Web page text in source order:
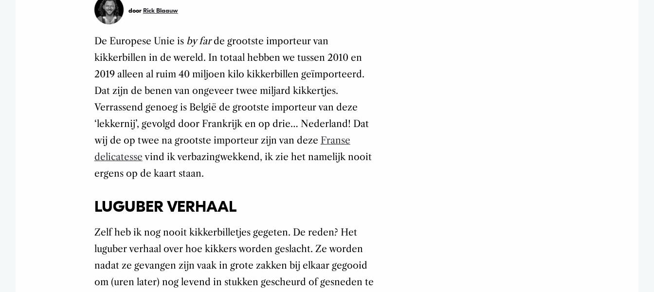
door Rick Blaauw
De Europese Unie is by farde grootste importeur van
kikkerbillen in de wereld. In totaal hebben we tussen 2010 en
2019 alleen al ruim 40 miljoen kilo kikkerbillen geïmporteerd.
Dat zijn de benen van ongeveer twee miljard kikkertjes.
Verrassend genoeg is België de grootste importeur van deze
‘lekkernij’, gevolgd door Frankrijk en op drie… Nederland! Dat
wij de op twee na grootste importeur zijn van deze Franse
delicatesse vind ik verbazingwekkend, ik zie het namelijk nooit
ergens op de kaart staan.
LUGUBER VERHAAL
Zelf heb ik nog nooit kikkerbilletjes gegeten. De reden? Het
luguber verhaal over hoe kikkers worden geslacht. Ze worden
nadat ze gevangen zijn vaak in grote zakken bij elkaar gegooid
om (uren later) nog levend in stukken gescheurd of gesneden te